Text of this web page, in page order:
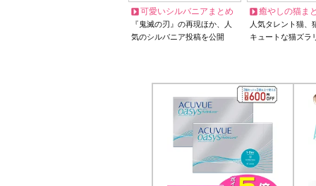
可愛いシルバニアまとめ
『鬼滅の刃』の再現ほか、人
気のシルバニア投稿を公開
癒やしの猫ま
人気タレント猫
キュートな猫ズラ